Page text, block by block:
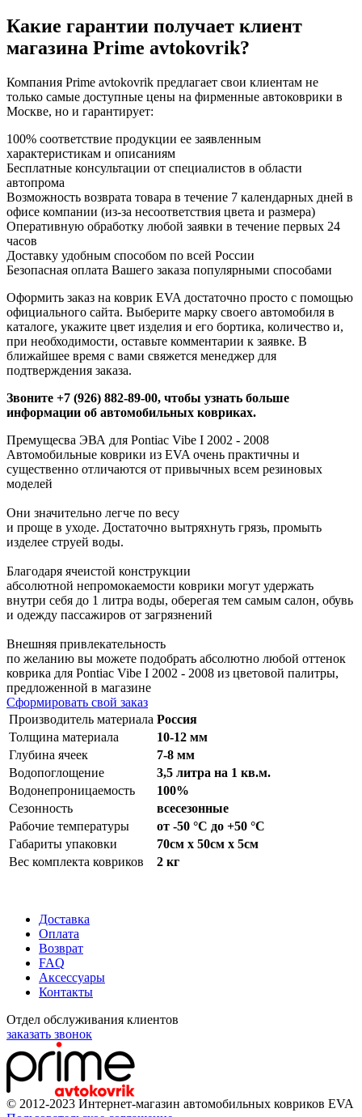
Какие гарантии получает клиент
магазина Prime avtokovrik?
Компания Prime avtokovrik предлагает свои клиентам не
только самые доступные цены на фирменные автоковрики в
Москве, но и гарантирует:
100% соответствие продукции ее заявленным
характеристикам и описаниям
Бесплатные консультации от специалистов в области
автопрома
Возможность возврата товара в течение 7 календарных дней в
офисе компании (из-за несоответствия цвета и размера)
Оперативную обработку любой заявки в течение первых 24
часов
Доставку удобным способом по всей России
Безопасная оплата Вашего заказа популярными способами
Оформить заказ на коврик EVA достаточно просто с помощью
официального сайта. Выберите марку своего автомобиля в
каталоге, укажите цвет изделия и его бортика, количество и,
при необходимости, оставьте комментарии к заявке. В
ближайшее время с вами свяжется менеджер для
подтверждения заказа.
Звоните +7 (926) 882-89-00, чтобы узнать больше
информации об автомобильных ковриках.
Премущесва ЭВА для Pontiac Vibe I 2002 - 2008
Автомобильные коврики из EVA очень практичны и
существенно отличаются от привычных всем резиновых
моделей
Они значительно легче по весу
и проще в уходе. Достаточно вытряхнуть грязь, промыть
изделее струей воды.
Благодаря ячеистой конструкции
абсолютной непромокаемости коврики могут удержать
внутри себя до 1 литра воды, оберегая тем самым салон, обувь
и одежду пассажиров от загрязнений
Внешняя привлекательность
по желанию вы можете подобрать абсолютно любой оттенок
коврика для Pontiac Vibe I 2002 - 2008 из цветовой палитры,
предложенной в магазине
Сформировать свой заказ
Производитель материала Россия
Толщина материала
10-12 мм
Глубина ячеек
7-8 мм
Водопоглощение
3,5 литра на 1 кв.м.
Водонепроницаемость
100%
Сезонность
всесезонные
Рабочие температуры
от -50 °С до +50 °С
Габариты упаковки
70см x 50см x 5см
Вес комплекта ковриков
2 кг
Доставка
Оплата
Возврат
FAQ
Аксессуары
Контакты
Отдел обслуживания клиентов
заказать звонок
© 2012-2023 Интернет-магазин автомобильных ковриков EVA